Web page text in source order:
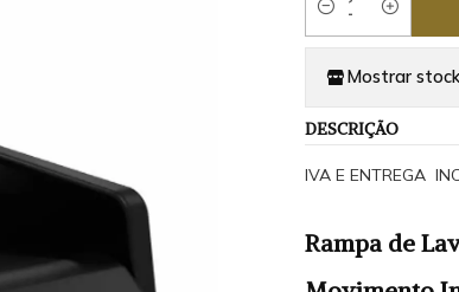
Quantity
Mostrar
DESCRIÇÃO
IVA E ENTREGA
Rampa de